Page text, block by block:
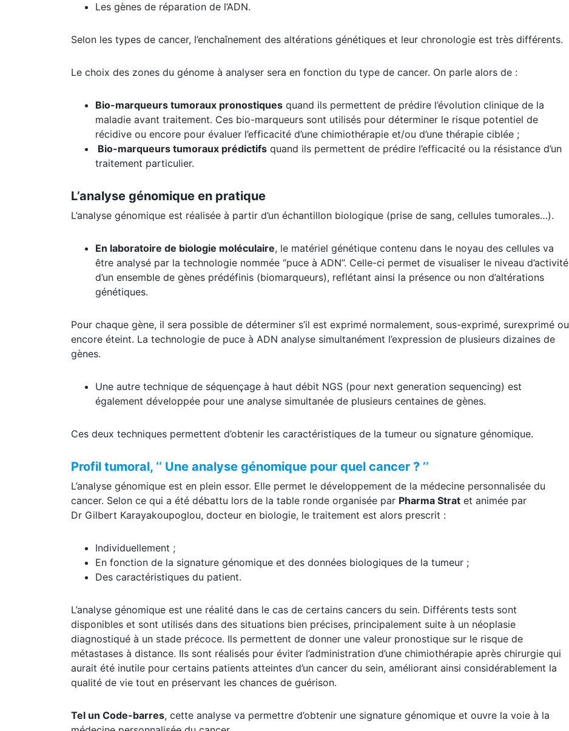
Les gènes de réparation de l’ADN.
Selon les types de cancer, l’enchaînement des altérations génétiques et leur chronologie est très différents.
Le choix des zones du génome à analyser sera en fonction du type de cancer. On parle alors de :
Bio-marqueurs tumoraux pronostiques quand ils permettent de prédire l’évolution clinique de la
maladie avant traitement. Ces bio-marqueurs sont utilisés pour déterminer le risque potentiel de
récidive ou encore pour évaluer l’efficacité d’une chimiothérapie et/ou d’une thérapie ciblée ;
Bio-marqueurs tumoraux prédictifs quand ils permettent de prédire l’efficacité ou la résistance d’un
traitement particulier.
L’analyse génomique en pratique
L’analyse génomique est réalisée à partir d’un échantillon biologique (prise de sang, cellules tumorales…).
En laboratoire de biologie moléculaire, le matériel génétique contenu dans le noyau des cellules va
être analysé par la technologie nommée ‘’puce à ADN’’. Celle-ci permet de visualiser le niveau d’activité
d’un ensemble de gènes prédéfinis (biomarqueurs), reflétant ainsi la présence ou non d’altérations
génétiques.
Pour chaque gène, il sera possible de déterminer s’il est exprimé normalement, sous-exprimé, surexprimé ou
encore éteint. La technologie de puce à ADN analyse simultanément l’expression de plusieurs dizaines de
gènes.
Une autre technique de séquençage à haut débit NGS (pour next generation sequencing) est
également développée pour une analyse simultanée de plusieurs centaines de gènes.
Ces deux techniques permettent d’obtenir les caractéristiques de la tumeur ou signature génomique.
Profil tumoral, ‘‘ Une analyse génomique pour quel cancer ? ’’
L’analyse génomique est en plein essor. Elle permet le développement de la médecine personnalisée du
cancer. Selon ce qui a été débattu lors de la table ronde organisée par Pharma Strat et animée par
Dr Gilbert Karayakoupoglou, docteur en biologie, le traitement est alors prescrit :
Individuellement ;
En fonction de la signature génomique et des données biologiques de la tumeur ;
Des caractéristiques du patient.
L’analyse génomique est une réalité dans le cas de certains cancers du sein. Différents tests sont
disponibles et sont utilisés dans des situations bien précises, principalement suite à un néoplasie
diagnostiqué à un stade précoce. Ils permettent de donner une valeur pronostique sur le risque de
métastases à distance. Ils sont réalisés pour éviter l’administration d’une chimiothérapie après chirurgie qui
aurait été inutile pour certains patients atteintes d’un cancer du sein, améliorant ainsi considérablement la
qualité de vie tout en préservant les chances de guérison.
Tel un Code-barres, cette analyse va permettre d’obtenir une signature génomique et ouvre la voie à la